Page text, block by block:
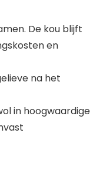
De kou blijft
en
na het
in hoogwaardige